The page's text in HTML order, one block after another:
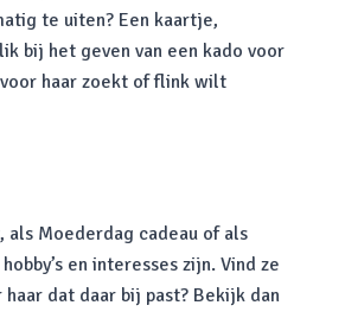
te uiten? Een kaartje,
bij het geven van een kado voor
haar zoekt of flink wilt
Moederdag cadeau of als
en interesses zijn. Vind ze
dat daar bij past? Bekijk dan